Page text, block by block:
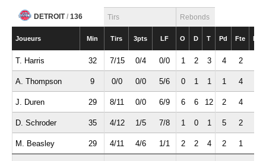
DETROIT / 136 Tirs Rebonds
Joueurs Min Tirs 3pts LF O D T Pd Fte
T. Harris 32 7/15 0/4 0/0 1 2 3 4 2
A. Thompson 9 0/0 0/0 5/6 0 1 1 1 4
J. Duren 29 8/11 0/0 6/9 6 6 12 2 4
D. Schroder 35 4/12 1/5 7/8 1 0 1 5 2
M. Beasley 29 4/11 4/6 1/1 2 2 4 2 1